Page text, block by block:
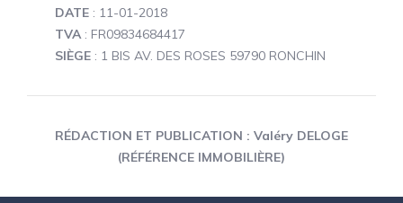
DATE : 11-01-2018
TVA: FR09834684417
SIÈGE : 1 BIS AV. DES ROSES 59790 RONCHIN
RÉDACTION ET PUBLICATION : Valéry DELOGE
(RÉFÉRENCE IMMOBILIÈRE)